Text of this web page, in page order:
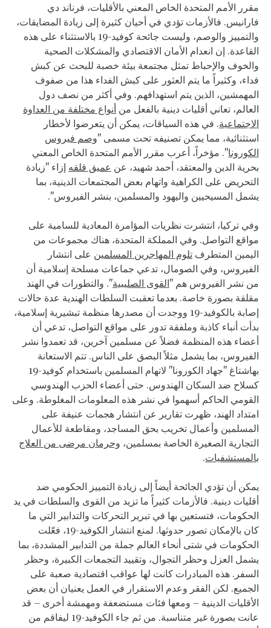
مقرر الأمم المتحدة الخاص المعني بالأقليات، فرناند دي
فارانيس. فالأزمات تؤدي في أحيان كثيرة إلى زيادة المضايقات،
والتمييز والوصم، وليست جائحة كوفيد-19 بالاستثناء على هذه
القاعدة. إن انعدام الأمان الاقتصادي والمشكلات الصحية
والخوف والإحباط تمثل مجتمعة بيئة خصبة للبحث عن كبش
فداء، وكثيراً ما يتم العثور على كبش الفداء هذا من صفوف
المهمشين، الذين يتم استهدافهم. وفي أكثر من نصف دول
العالم، تعاني أقليات دينية بالفعل من أنواع مختلفة من العداوة
الاجتماعية. في هذه السياقات، يمكن أن يتعرضوا لأخطار
استثنائية، مما يمكن تصنيفه تحت مسمى "وصم فيروس
الكورونا". مؤخراً، أعرب مقرر الأمم المتحدة الخاص المعني
بحرية الدين والمعتقد، أحمد شهيد، عن عميق قلقه إزاء "زيادة
التحريض على الكراهية واتهام بعض المجتمعات الدينية، بما
يشمل المسيحيين واليهود والمسلمين، بنشر الفيروس".
وفي تركيا، انتشرت نظريات المؤامرة المعادية للسامية على
مواقع التواصل. وفي المملكة المتحدة، هناك مجموعات من
اليمين المتطرف تلوم المهاجرين المسلمين على انتشار
الفيروس، وفي الصومال، تدعي جماعات مسلحة إسلامية أن
من نشر الفيروس هم "القوى الصليبية". والتطورات في الهند
مقلقة بصورة خاصة. بعدما تعقبت السلطات الهندية عدة حالات
إصابة بالكوفيد-19 ووجدت أن مصدرها منظمة تبشيرية إسلامية،
بدأت أنباء كاذبة وملفقة تدور على مواقع التواصل، تدعي أن
أعضاء هذه المنظمة فضلاً عن مسلمين آخرين، قد تعمدوا نشر
الفيروس، بما يشمل مثلاً البصق على الناس. تتم الاستعانة
بهاشتاغ "جهاد الكورونا" لاتهام المسلمين باستخدام كوفيد-19
كسلاح ضد السكان الهندوس. حتى أعضاء الحزب الهندوسي
القومي الحاكم أسهموا في نشر هذه المعلومات المغلوطة. وعلى
امتداد الهند، ظهرت تقارير عن انتشار هجمات عنيفة على
المسلمين وأعمال تخريب بحق المساجد، ومقاطعة للأعمال
التجارية الصغيرة الخاصة بمسلمين، وحرمان مرضى من العلاج
بالمستشفيات.
يمكن أن تؤدي الجائحة أيضاً إلى زيادة التمييز الحكومي ضد
أقليات دينية. فالأزمات كثيراً ما تزيد من القوى والسلطات في يد
الحكومات، فتستعين بها في تبرير التحركات والتدابير التي ما
كان بالإمكان تصور حدوثها. لمنع انتشار الكوفيد-19، فعّلت
الحكومات في شتى أنحاء العالم جملة من التدابير المشددة، بما
يشمل العزل وحظر التجوال، وتقييد التجمعات الكبيرة، وحظر
السفر. هذه المبادرات كانت لها عواقب اقتصادية صعبة على
الجميع. لكن الفقر وعدم الاستقرار في العمل يعنيان أن بعض
الأقليات الدينية – ومعها فئات مستضعفة ومهمشة أخرى – قد
عانت بصورة غير متناسبة. من ثم جاء الكوفيد-19 ليفاقم من